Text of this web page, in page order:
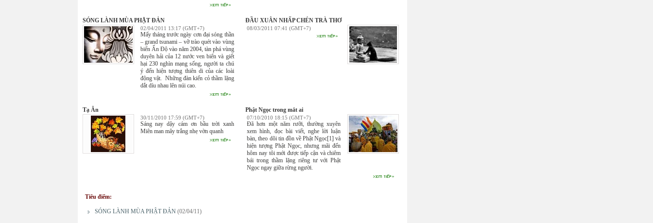
SÓNG LÀNH MÙA PHẬT ĐẢN
02/04/2011 13:17 (GMT+7)
Mấy tháng trước ngày cơn đại sóng thần
– grand tsunami – vỡ trào quét vào vùng
biển Ấn Độ vào năm 2004, tàn phá vùng
duyên hải của 12 nước ven biển và giết
hại 230 nghìn mạng sống, người ta chú
ý đến hiện tượng thiên di của các loài
động vật. Những đàn kiến cỏ thầm lặng
dắt díu nhau lên núi cao.
ĐẦU XUÂN NHẤP CHÉN TRÀ THƠ
08/03/2011 07:41 (GMT+7)
Tạ Ân
30/11/2010 17:59 (GMT+7)
Sáng nay dậy cám ơn bầu trời xanh
Miên man mây trắng nhẹ vờn quanh
Phật Ngọc trong mắt ai
07/10/2010 18:15 (GMT+7)
Đã hơn một năm rưỡi, thường xuyên
xem hình, đọc bài viết, nghe lời luận
bàn, theo dõi tin đồn về Phật Ngọc[1] và
hiện tượng Phật Ngọc, nhưng mãi đến
hôm nay tôi mới được tiếp cận và chiêm
bái trong thầm lặng riêng tư với Phật
Ngọc ngay giữa rừng người.
Tiêu điểm:
SÓNG LÀNH MÙA PHẬT ĐẢN (02/04/11)